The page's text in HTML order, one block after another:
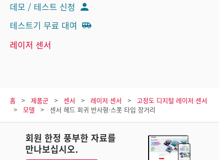
데모 / 테스트 신청
테스트기 무료 대여
레이저 센서
홈 제품군 센서 레이저 센서
고정도 디지털 레이저 센서
모델
센서 헤드 회귀 반사형·스폿 타입 장거리
회원 한정 풍부한 자료를
만나보십시오.